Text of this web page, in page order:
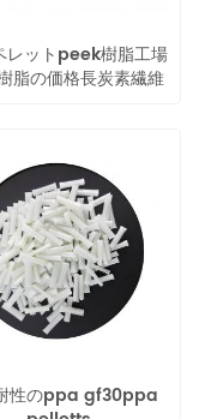
レットpeek樹脂工場
脂の価格長炭素繊維
性のppa gf30ppa